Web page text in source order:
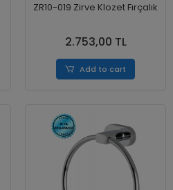
ZR10-019 Zirve Klozet Fırçalık
2.753,00 TL
Add to cart